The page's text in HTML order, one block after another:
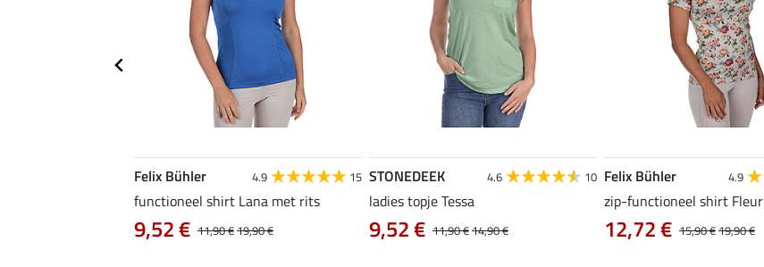
Felix Bühler 4.9 15
functioneel shirt Lana met rits
11,90 €19,90 €
9,52 €
STONEDEEK 4.6 10
ladies topje Tessa
11,90 €14,90 €
9,52 €
Felix Bühler 4.9
zip-functioneel shirt Fleur
15,90 €19,90 €
12,72 €